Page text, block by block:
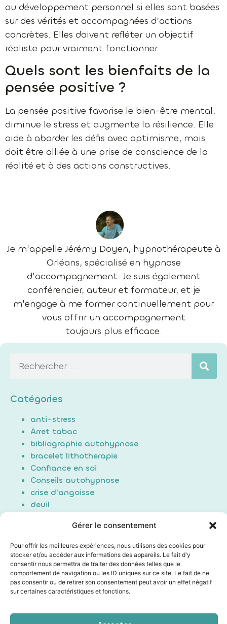
Gérer le consentement
Pour offrir les meilleures expériences, nous utilisons des cookies pour
stocker et/ou accéder aux informations des appareils. Le fait d'y
consentir nous permettra de traiter des données telles que le
comportement de navigation ou les ID uniques sur ce site. Le fait de ne
pas consentir ou de retirer son consentement peut avoir un effet négatif
sur certaines caractéristiques et fonctions.
au développement personnel si elles sont basées
sur des vérités et accompagnées d’actions
concrètes. Elles doivent refléter un objectif
réaliste pour vraiment fonctionner.
Quels sont les bienfaits de la
pensée positive ?
La pensée positive favorise le bien-être mental,
diminue le stress et augmente la résilience. Elle
aide à aborder les défis avec optimisme, mais
doit être alliée à une prise de conscience de la
réalité et à des actions constructives.
Je m'appelle Jérémy Doyen, hypnothérapeute à
Orléans, spécialisé en hypnose
d'accompagnement. Je suis également
conférencier, auteur et formateur, et je
m'engage à me former continuellement pour
vous offrir un accompagnement
toujours plus efficace.
Catégories
anti-stress
Arret tabac
bibliographie autohypnose
bracelet lithotherapie
Confiance en soi
Conseils autohypnose
crise d'angoisse
deuil
Formation Auto-hypnose
hypnose
maigrir / perte de poids
Non classé
poids du passé
Sommeil/Dormir
Technique d'induction